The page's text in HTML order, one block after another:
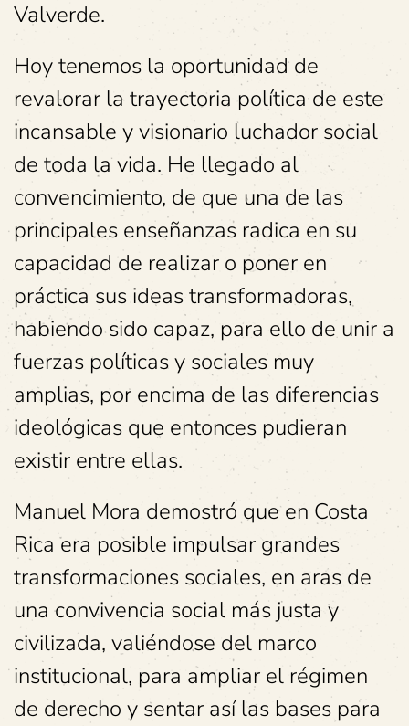
Valverde.
Hoy tenemos la oportunidad de
revalorar la trayectoria política de este
incansable y visionario luchador social
de toda la vida. He llegado al
convencimiento, de que una de las
principales enseñanzas radica en su
capacidad de realizar o poner en
práctica sus ideas transformadoras,
habiendo sido capaz, para ello de unir a
fuerzas políticas y sociales muy
amplias, por encima de las diferencias
ideológicas que entonces pudieran
existir entre ellas.
Manuel Mora demostró que en Costa
Rica era posible impulsar grandes
transformaciones sociales, en aras de
una convivencia social más justa y
civilizada, valiéndose del marco
institucional, para ampliar el régimen
de derecho y sentar así las bases para